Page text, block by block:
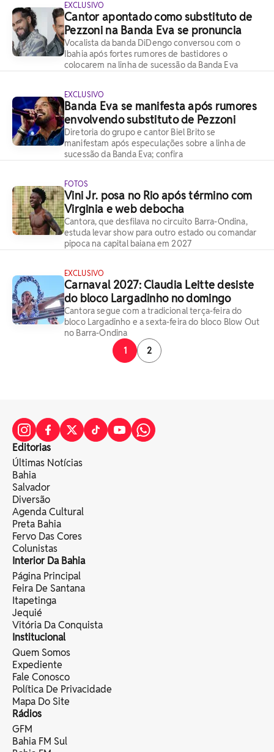
EXCLUSIVO
Cantor apontado como substituto de
Pezzoni na Banda Eva se pronuncia
Vocalista da banda DiDengo conversou com o
Ibahia após fortes rumores de bastidores o
colocarem na linha de sucessão da Banda Eva
EXCLUSIVO
Banda Eva se manifesta após rumores
envolvendo substituto de Pezzoni
Diretoria do grupo e cantor Biel Brito se
manifestam após especulações sobre a linha de
sucessão da Banda Eva; confira
FOTOS
Vini Jr. posa no Rio após término com
Virginia e web debocha
Cantora, que desfilava no circuito Barra-Ondina,
estuda levar show para outro estado ou comandar
pipoca na capital baiana em 2027
EXCLUSIVO
Carnaval 2027: Claudia Leitte desiste
do bloco Largadinho no domingo
Cantora segue com a tradicional terça-feira do
bloco Largadinho e a sexta-feira do bloco Blow Out
no Barra-Ondina
1
2
Editorias
Últimas Notícias
Bahia
Salvador
Diversão
Agenda Cultural
Preta Bahia
Fervo Das Cores
Colunistas
Interior Da Bahia
Página Principal
Feira De Santana
Itapetinga
Jequié
Vitória Da Conquista
Institucional
Quem Somos
Expediente
Fale Conosco
Política De Privacidade
Mapa Do Site
Rádios
GFM
Bahia FM Sul